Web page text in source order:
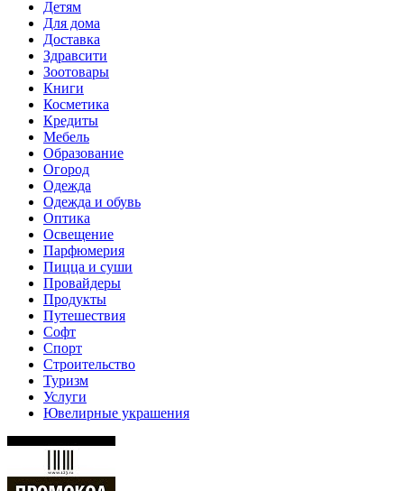
Детям
Для дома
Доставка
Здравсити
Зоотовары
Книги
Косметика
Кредиты
Мебель
Образование
Огород
Одежда
Одежда и обувь
Оптика
Освещение
Парфюмерия
Пицца и суши
Провайдеры
Продукты
Путешествия
Софт
Спорт
Строительство
Туризм
Услуги
Ювелирные украшения